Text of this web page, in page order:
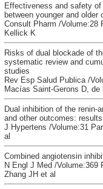
Effectiveness and safety
between younger and older
Consult Pharm /Volume:28
Kellick K
Risks of dual blockade of
systematic review and
studies
Rev Esp Salud Publica /
Macías Saint-Gerons D, de
Dual inhibition of the renin-
and other outcomes:
J Hypertens /Volume:31
al
Combined angiotensin
N Engl J Med /Volume:369
Zhang JH et al